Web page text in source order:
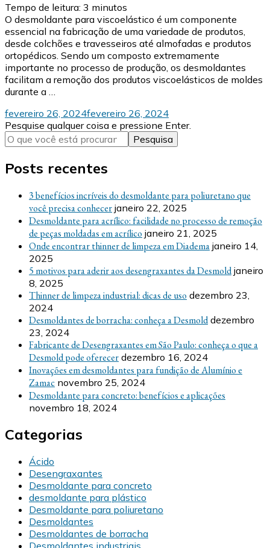
Tempo de leitura: 3 minutos
O desmoldante para viscoelástico é um componente
essencial na fabricação de uma variedade de produtos,
desde colchões e travesseiros até almofadas e produtos
ortopédicos. Sendo um composto extremamente
importante no processo de produção, os desmoldantes
facilitam a remoção dos produtos viscoelásticos de moldes
durante a …
fevereiro 26, 2024fevereiro 26, 2024
Procurando
algo?
Pesquise qualquer coisa e pressione Enter.
Posts recentes
3 benefícios incríveis do desmoldante para poliuretano que
você precisa conhecer janeiro 22, 2025
Desmoldante para acrílico: facilidade no processo de remoção
de peças moldadas em acrílico janeiro 21, 2025
Onde encontrar thinner de limpeza em Diadema janeiro 14,
2025
5 motivos para aderir aos desengraxantes da Desmold janeiro
8, 2025
Thinner de limpeza industrial: dicas de uso dezembro 23,
2024
Desmoldantes de borracha: conheça a Desmold dezembro
23, 2024
Fabricante de Desengraxantes em São Paulo: conheça o que a
Desmold pode oferecer dezembro 16, 2024
Inovações em desmoldantes para fundição de Alumínio e
Zamac novembro 25, 2024
Desmoldante para concreto: benefícios e aplicações
novembro 18, 2024
Categorias
Ácido
Desengraxantes
Desmoldante para concreto
desmoldante para plástico
Desmoldante para poliuretano
Desmoldantes
Desmoldantes de borracha